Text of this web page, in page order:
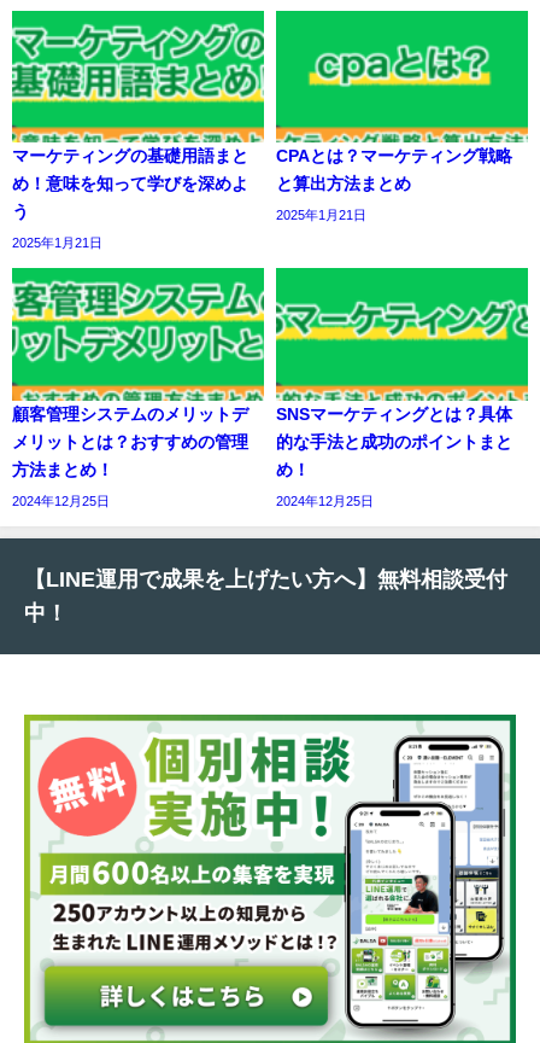
2025年1月24日
マーケティングの基礎用語まと
2025年1月21日
と算出方法まとめ
顧客管理システムのメリットデ
メリットとは？おすすめの管理
方法まとめ！
2024年12月25日
SNSマーケティングとは？具体
的な手法と成功のポイントまと
め！
2024年12月25日
【LINE運用で成果を上げたい方へ】無料相談受
付中！